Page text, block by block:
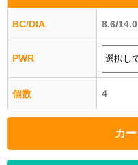
BC/DIA 8.6/14.0
PWR
個数 4